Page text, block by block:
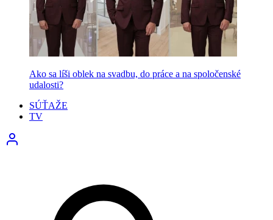
Ako sa líši oblek na svadbu, do práce a na spoločenské
udalosti?
SÚŤAŽE
TV